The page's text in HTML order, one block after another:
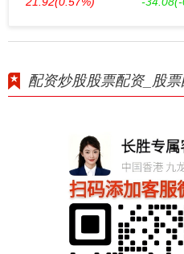
配资炒股股票配资_股